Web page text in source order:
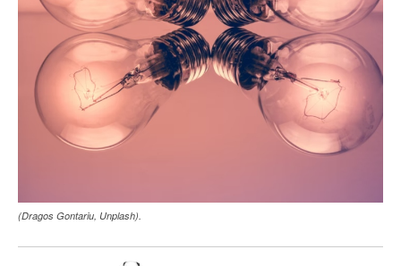
(Dragos Gontariu, Unplash).